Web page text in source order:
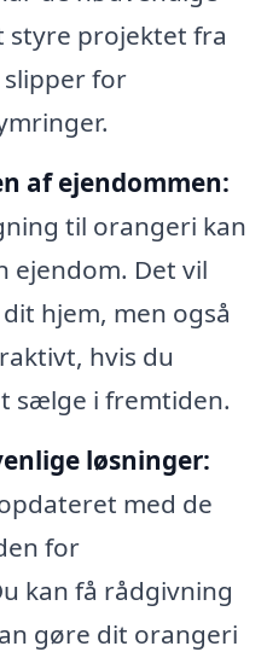
styre projektet fra
for
af ejendommen:
til orangeri kan
ejendom. Det vil
hjem, men også
hvis du
sælge i fremtiden.
løsninger:
med de
for
kan få rådgivning
gøre dit orangeri